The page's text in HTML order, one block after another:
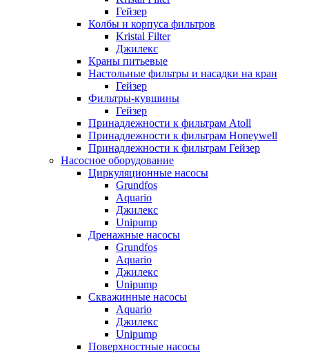
Гейзер
Колбы и корпуса фильтров
Kristal Filter
Джилекс
Краны питьевые
Настольные фильтры и насадки на кран
Гейзер
Фильтры-кувшины
Гейзер
Принадлежности к фильтрам Atoll
Принадлежности к фильтрам Honeywell
Принадлежности к фильтрам Гейзер
Насосное оборудование
Циркуляционные насосы
Grundfos
Aquario
Джилекс
Unipump
Дренажные насосы
Grundfos
Aquario
Джилекс
Unipump
Скважинные насосы
Aquario
Джилекс
Unipump
Поверхностные насосы